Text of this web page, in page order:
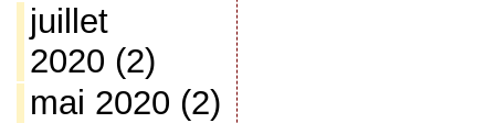
juillet
2020 (2)
mai 2020 (2)